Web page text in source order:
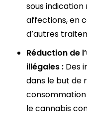
sous
affections, en
d’autres
Réduction de
illégales : Des
dans le but de
le cannabis